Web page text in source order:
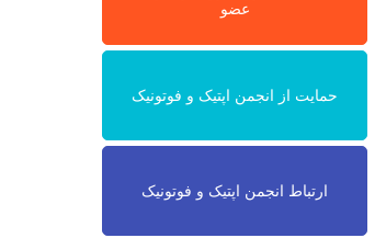
عضو
حمایت از انجمن اپتیک و فوتونیک
ارتباط انجمن اپتیک و فوتونیک